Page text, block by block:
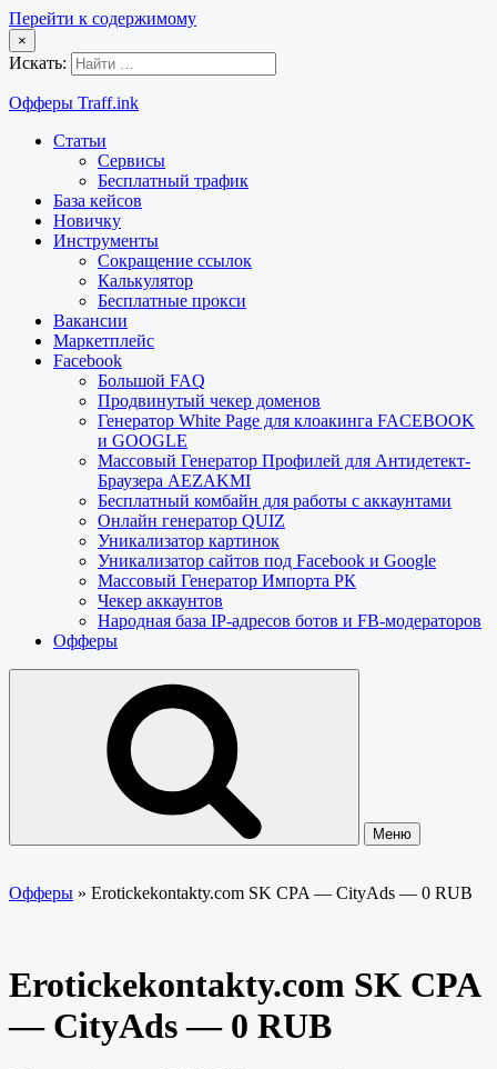
Перейти к содержимому
×
Искать:
Офферы Traff.ink
Статьи
Сервисы
Бесплатный трафик
База кейсов
Новичку
Инструменты
Сокращение ссылок
Калькулятор
Бесплатные прокси
Вакансии
Маркетплейс
Facebook
Большой FAQ
Продвинутый чекер доменов
Генератор White Page для клоакинга FACEBOOK
и GOOGLE
Массовый Генератор Профилей для Антидетект-
Браузера AEZAKMI
Бесплатный комбайн для работы с аккаунтами
Онлайн генератор QUIZ
Уникализатор картинок
Уникализатор сайтов под Facebook и Google
Массовый Генератор Импорта РК
Чекер аккаунтов
Народная база IP-адресов ботов и FB-модераторов
Офферы
Меню
Офферы » Erotickekontakty.com SK CPA — CityAds — 0 RUB
Erotickekontakty.com SK CPA
— CityAds — 0 RUB